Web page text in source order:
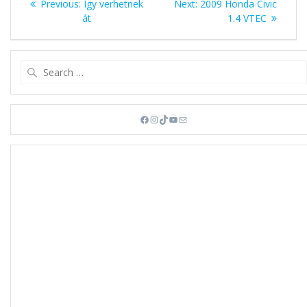
navigáció
Previous: Previous
post:
Így verhetnek
át
Next: Next
2009 Honda Civic
1.4 VTEC
Facebook
Instagram
TikTok
YouTube
Mail